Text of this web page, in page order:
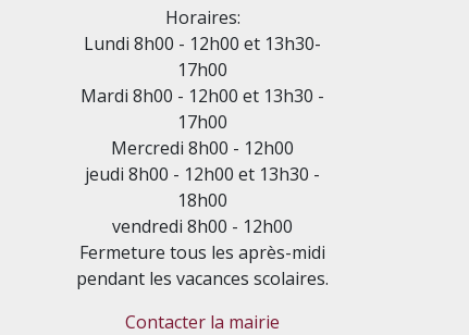
Horaires:
Lundi 8h00 - 12h00 et 13h30-
17h00
Mardi 8h00 - 12h00 et 13h30 -
17h00
Mercredi 8h00 - 12h00
jeudi 8h00 - 12h00 et 13h30 -
18h00
vendredi 8h00 - 12h00
Fermeture tous les après-midi
pendant les vacances scolaires.
Contacter la mairie